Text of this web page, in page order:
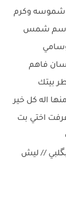
شموسه وكرم
باسم شمس
فاهم
بيتك
اله كل خير
اختي بت
// ليش